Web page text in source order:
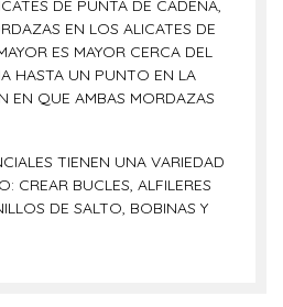
DE PUNTA DE CADENA,
EN LOS ALICATES DE
ES MAYOR CERCA DEL
HASTA UN PUNTO EN LA
EN QUE AMBAS MORDAZAS
TIENEN UNA VARIEDAD
CREAR BUCLES, ALFILERES
DE SALTO, BOBINAS Y